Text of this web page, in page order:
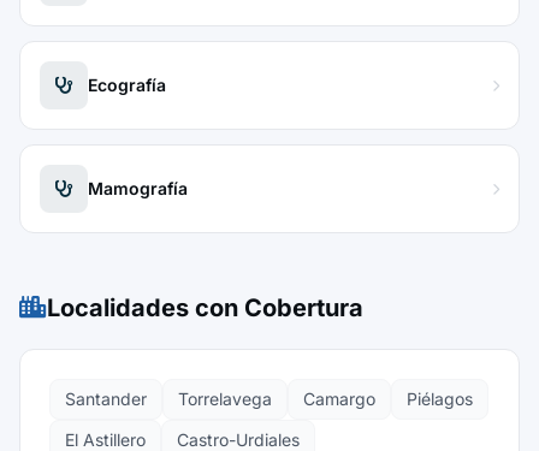
Ecografía
Mamografía
Localidades con Cobertura
Santander Torrelavega Camargo
Piélagos
El Astillero
Castro-Urdiales